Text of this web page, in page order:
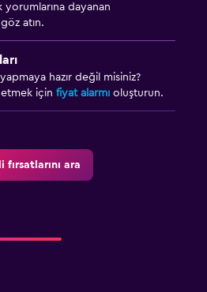
dayanan
atın.
hazır değil misiniz?
etmek için fiyat alarmı oluşturun.
fırsatlarını ara